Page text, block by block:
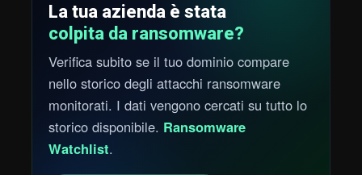
La tua azienda è stata
colpita da ransomware?
Verifica subito se il tuo dominio compare
nello storico degli attacchi ransomware
monitorati. I dati vengono cercati su tutto lo
storico disponibile. Ransomware
Watchlist.